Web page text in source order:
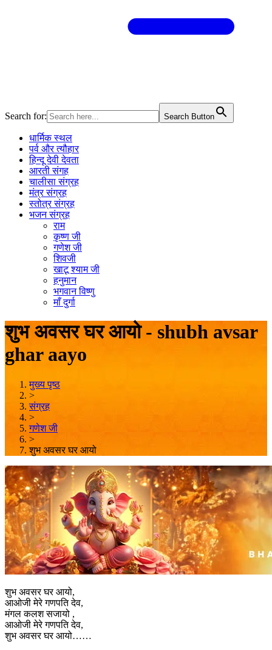
Search for: Search Button
धार्मिक स्थल
पर्व और त्यौहार
हिन्दू देवी देवता
आरती संगह
चालीसा संग्रह
मंत्र संग्रह
स्तोत्र संग्रह
भजन संग्रह
राम
कृष्ण जी
गणेश जी
शिवजी
खाटू श्याम जी
हनुमान
भगवान विष्णु
माँ दुर्गा
शुभ अवसर घर आयो - shubh avsar
ghar aayo
मुख्य पृष्ठ
>
संग्रह
>
गणेश जी
>
शुभ अवसर घर आयो
शुभ अवसर घर आयो,
आओजी मेरे गणपति देव,
मंगल कलश सजायो ,
आओजी मेरे गणपति देव,
शुभ अवसर घर आयो……